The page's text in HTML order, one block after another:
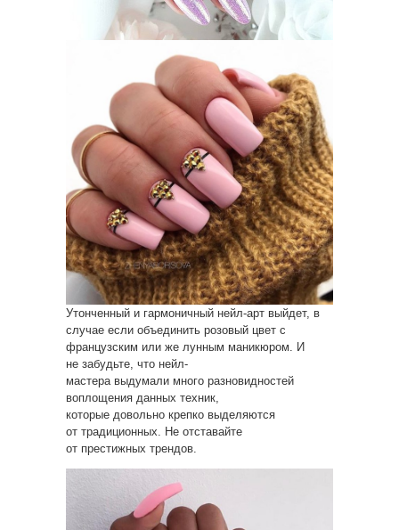
Утонченный и гармоничный нейл-арт выйдет, в
случае если объединить розовый цвет с
французским или же лунным маникюром. И
не забудьте, что нейл-
мастера выдумали много разновидностей
воплощения данных техник,
которые довольно крепко выделяются
от традиционных. Не отставайте
от престижных трендов.